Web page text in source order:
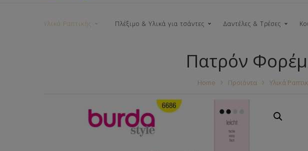
Υλικά Ραπτικής Πλέξιμο & Υλικά για τσάντες
Νήματα για Τσάντες Κουμπώματα
Χερούλια Τσάντας Αλυσίδες
Ιμάντες Μεταλλικά
Δαντέλες & Τρέσες
Βαμβακερές
Μπροντερί
Πατρόν
Home Προϊόντα Υλικά